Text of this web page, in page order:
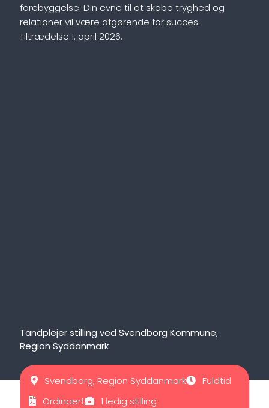
forebyggelse. Din evne til at skabe tryghed og
relationer vil være afgørende for succes.
Tiltrædelse 1. april 2026.
Tandplejer stilling ved Svendborg Kommune,
Region Syddanmark
Svendborg, Region Syddanmark
Fuldtid
Ordinaert
1 ledig stilling